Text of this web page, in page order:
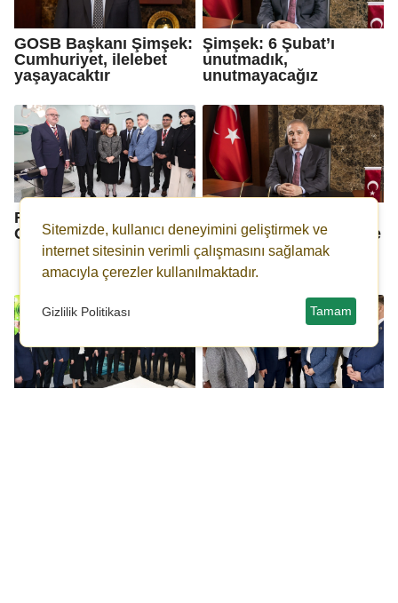
GOSB Başkanı Şimşek:
Cumhuriyet, ilelebet
yaşayacaktır
Şimşek: 6 Şubat’ı
unutmadık,
unutmayacağız
Fatma Şahin'den
OSB'lere davet
Basın, demokrasinin ve
kalkınmanın temel
unsurudur
Sitemizde, kullanıcı deneyimini geliştirmek ve
internet sitesinin verimli çalışmasını sağlamak
amacıyla çerezler kullanılmaktadır.
Gizlilik Politikası Tamam